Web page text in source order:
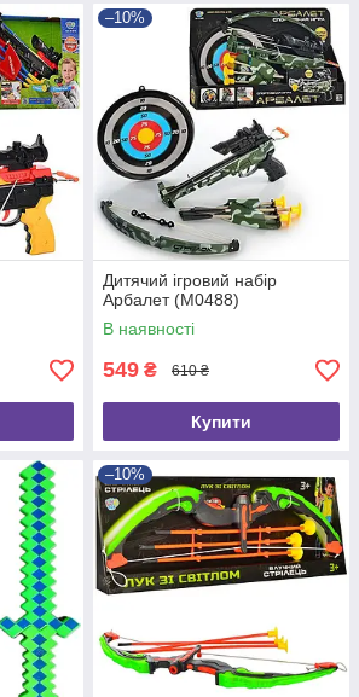
–10%
Дитячий ігровий набір
Арбалет (M0488)
В наявності
549 ₴ 610 ₴
Купити
–10%